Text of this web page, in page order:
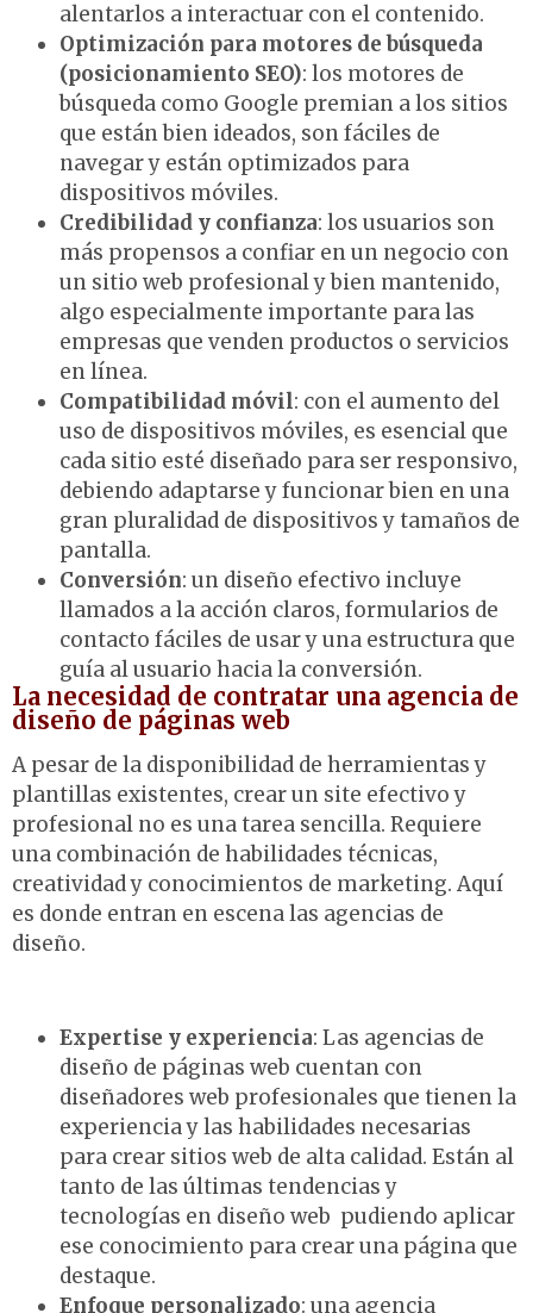
alentarlos a interactuar con el contenido.
Optimización para motores de búsqueda
(posicionamiento SEO): los motores de
búsqueda como Google premian a los sitios
que están bien ideados, son fáciles de
navegar y están optimizados para
dispositivos móviles.
Credibilidad y confianza: los usuarios son
más propensos a confiar en un negocio con
un sitio web profesional y bien mantenido,
algo especialmente importante para las
empresas que venden productos o servicios
en línea.
Compatibilidad móvil: con el aumento del
uso de dispositivos móviles, es esencial que
cada sitio esté diseñado para ser responsivo,
debiendo adaptarse y funcionar bien en una
gran pluralidad de dispositivos y tamaños de
pantalla.
Conversión: un diseño efectivo incluye
llamados a la acción claros, formularios de
contacto fáciles de usar y una estructura que
guía al usuario hacia la conversión.
La necesidad de contratar una agencia de
diseño de páginas web
A pesar de la disponibilidad de herramientas y
plantillas existentes, crear un site efectivo y
profesional no es una tarea sencilla. Requiere
una combinación de habilidades técnicas,
creatividad y conocimientos de marketing. Aquí
es donde entran en escena las agencias de
diseño.
Expertise y experiencia: Las agencias de
diseño de páginas web cuentan con
diseñadores web profesionales que tienen la
experiencia y las habilidades necesarias
para crear sitios web de alta calidad. Están al
tanto de las últimas tendencias y
tecnologías en diseño web pudiendo aplicar
ese conocimiento para crear una página que
destaque.
Enfoque personalizado: una agencia